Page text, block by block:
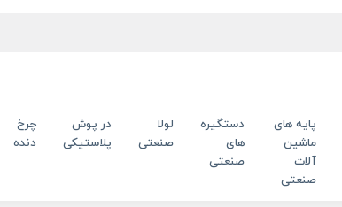
پایه های
ماشین
آلات
صنعتی
دستگیره
های
صنعتی
لولا
صنعتی
در پوش
پلاستیکی
چرخ
دنده